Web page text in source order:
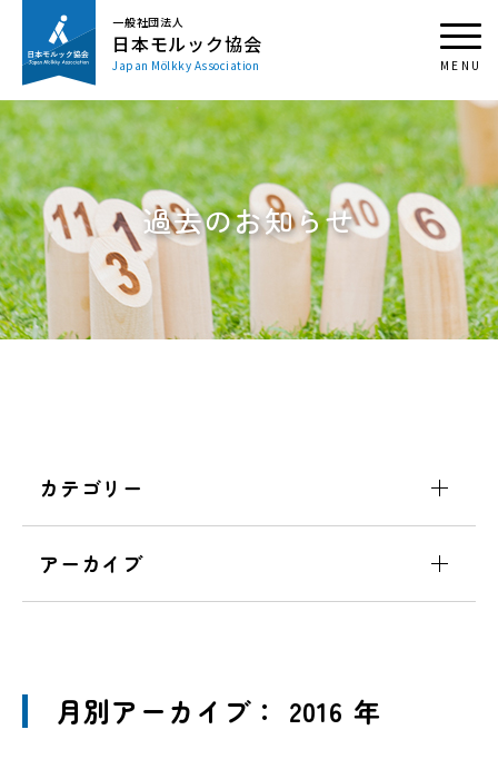
一般社団法人
日本モルック協会
Japan Mölkky Association
過去のお知らせ
月別アーカイブ： 2016 年
カテゴリー
アーカイブ